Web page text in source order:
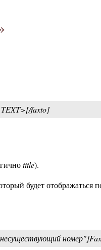
faxto]
title).
будет отображаться